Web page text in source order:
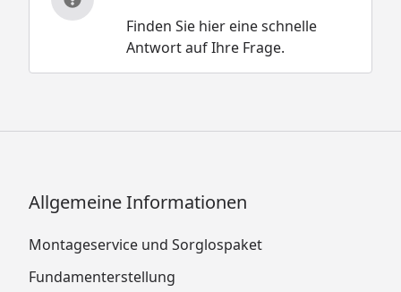
Finden Sie hier eine schnelle
Antwort auf Ihre Frage.
Allgemeine Informationen
Montageservice und Sorglospaket
Fundamenterstellung